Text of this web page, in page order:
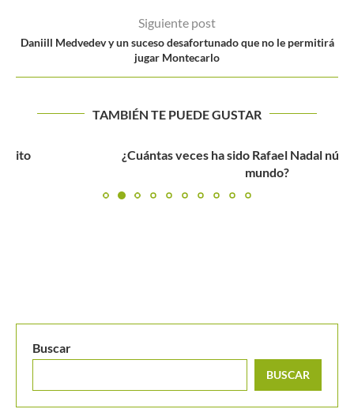
Siguiente post
Daniill Medvedev y un suceso desafortunado que no le permitirá
jugar Montecarlo
TAMBIÉN TE PUEDE GUSTAR
¿Cuántas veces ha sido Rafael Nadal número uno del
Buscar
BUSCAR